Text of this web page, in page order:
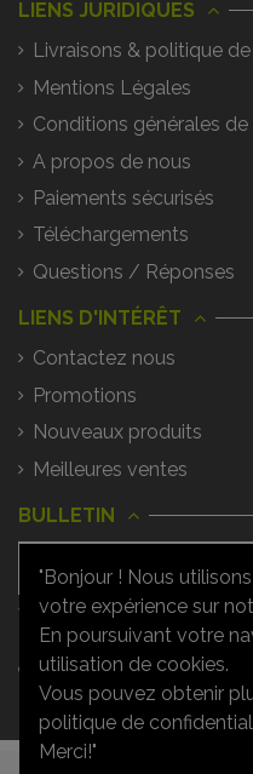
LIENS JURIDIQUES
Livraisons & politique
Mentions Légales
Conditions générales
A propos de nous
Paiements sécurisés
Téléchargements
Questions / Réponses
LIENS D'INTÉRÊT
Contactez nous
Promotions
Nouveaux produits
Meilleures ventes
BULLETIN
Vous pouvez vous désinscrire à
moment. Vous trouverez pour
informations de contact dans les
conditions d'utilisation du site.
"Bonjour ! Nous
votre expérience sur
En poursuivant votre
utilisation de cookies.
Vous pouvez obtenir
politique de
Merci!"